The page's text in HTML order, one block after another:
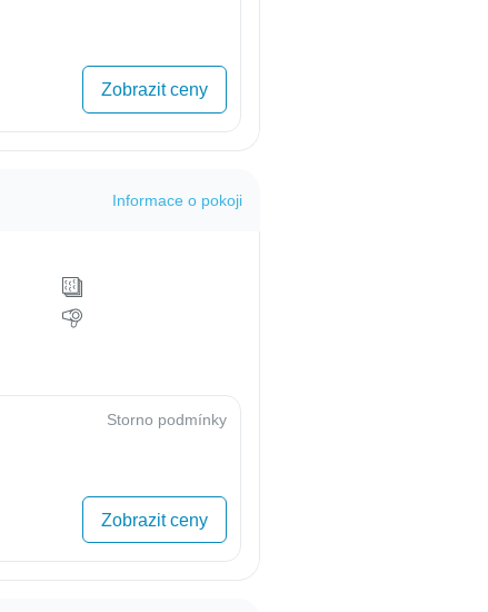
Zobrazit ceny
Informace o pokoji
Storno podmínky
Zobrazit ceny